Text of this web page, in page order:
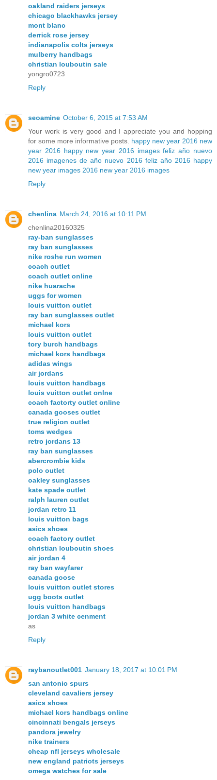
oakland raiders jerseys
chicago blackhawks jersey
mont blanc
derrick rose jersey
indianapolis colts jerseys
mulberry handbags
christian louboutin sale
yongro0723
Reply
seoamine October 6, 2015 at 7:53 AM
Your work is very good and I appreciate you and hopping
for some more informative posts. happy new year 2016 new
year 2016 happy new year 2016 images feliz año nuevo
2016 imagenes de año nuevo 2016 feliz año 2016 happy
new year images 2016 new year 2016 images
Reply
chenlina March 24, 2016 at 10:11 PM
chenlina20160325
ray-ban sunglasses
ray ban sunglasses
nike roshe run women
coach outlet
coach outlet online
nike huarache
uggs for women
louis vuitton outlet
ray ban sunglasses outlet
michael kors
louis vuitton outlet
tory burch handbags
michael kors handbags
adidas wings
air jordans
louis vuitton handbags
louis vuitton outlet onlne
coach factorty outlet online
canada gooses outlet
true religion outlet
toms wedges
retro jordans 13
ray ban sunglasses
abercrombie kids
polo outlet
oakley sunglasses
kate spade outlet
ralph lauren outlet
jordan retro 11
louis vuitton bags
asics shoes
coach factory outlet
christian louboutin shoes
air jordan 4
ray ban wayfarer
canada goose
louis vuitton outlet stores
ugg boots outlet
louis vuitton handbags
jordan 3 white cenment
as
Reply
raybanoutlet001 January 18, 2017 at 10:01 PM
san antonio spurs
cleveland cavaliers jersey
asics shoes
michael kors handbags online
cincinnati bengals jerseys
pandora jewelry
nike trainers
cheap nfl jerseys wholesale
new england patriots jerseys
omega watches for sale